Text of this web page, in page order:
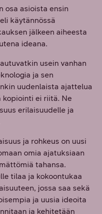
osa asioista ensin
käytännössä
jälkeen aiheesta
ideana.
usein vanhan
ja sen
uudenlaista ajattelua
ei riitä. Ne
erilaisuudelle ja
ja rohkeus on uusi
omia ajatuksiaan
tahansa.
tilaa ja kokoontukaa
jossa saa sekä
ja uusia ideoita
ja kehitetään